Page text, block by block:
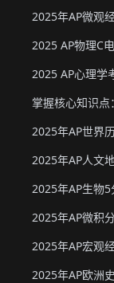
2025年AP世界
2025年AP人文
2025年AP生物